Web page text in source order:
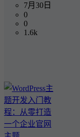
7月30日
0
0
1.6k